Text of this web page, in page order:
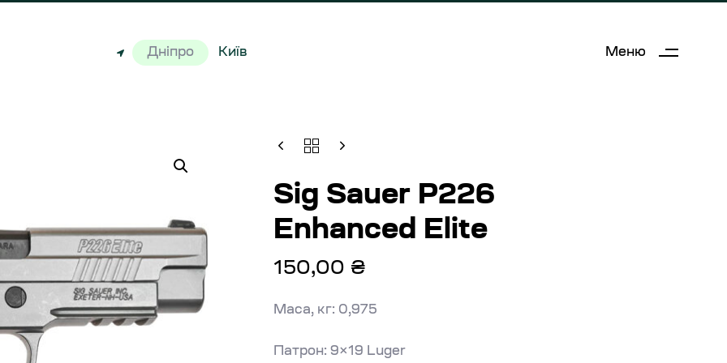
Дніпро Київ Меню
Sig Sauer P226
Enhanced Elite
150,00 ₴
Маса, кг: 0,975
Патрон: 9×19 Luger